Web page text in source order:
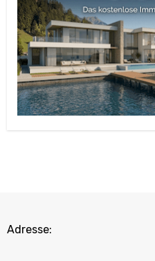
Adresse: